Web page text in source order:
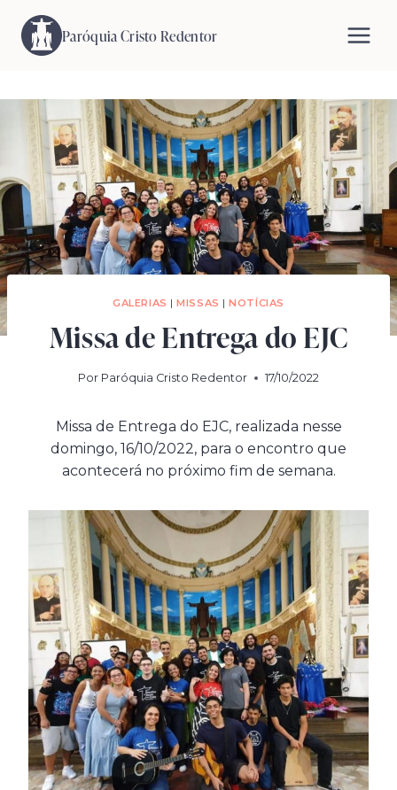
para
Paróquia Cristo Redentor
GALERIAS |MISSAS |NOTÍCIAS
Missa de Entrega do EJC
Por Paróquia Cristo Redentor 17/10/2022
Missa de Entrega do EJC, realizada nesse
domingo, 16/10/2022, para o encontro que
acontecerá no próximo fim de semana.